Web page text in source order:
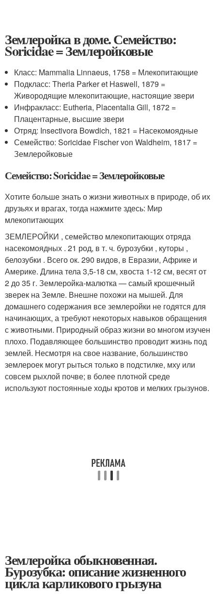
Землеройка в доме. Семейство:
Soricidae = Землеройковые
Класс: Mammalia Linnaeus, 1758 = Млекопитающие
Подкласс: Theria Parker et Haswell, 1879 =
Живородящие млекопитающие, настоящие звери
Инфракласс: Eutheria, Placentalia Gill, 1872 =
Плацентарные, высшие звери
Отряд: Insectivora Bowdich, 1821 = Насекомоядные
Семейство: Soricidae Fischer von Waldheim, 1817 =
Землеройковые
Семейство: Soricidae = Землеройковые
Хотите больше знать о жизни животных в природе, об их
друзьях и врагах, тогда нажмите здесь: Мир
млекопитающих
ЗЕМЛЕРОЙКИ , семейство млекопитающих отряда
насекомоядных . 21 род, в т. ч. бурозубки , куторы ,
белозубки . Всего ок. 290 видов, в Евразии, Африке и
Америке. Длина тела 3,5-18 см, хвоста 1-12 см, весят от
2 до 35 г. Землеройка-малютка — самый крошечный
зверек на Земле. Внешне похожи на мышей. Для
домашнего содержания все землеройки не годятся для
начинающих, а требуют некоторых навыков обращения
с животными. Природный образ жизни во многом изучен
плохо. Подавляющее большинство проводит жизнь под
землей. Несмотря на свое название, большинство
землероек могут рыться только в подстилке, мху или
совсем рыхлой почве; в более плотной среде
используют постоянные ходы кротов и мелких грызунов.
Землеройка обыкновенная.
Бурозубка: описание жизненного
цикла карликового грызуна